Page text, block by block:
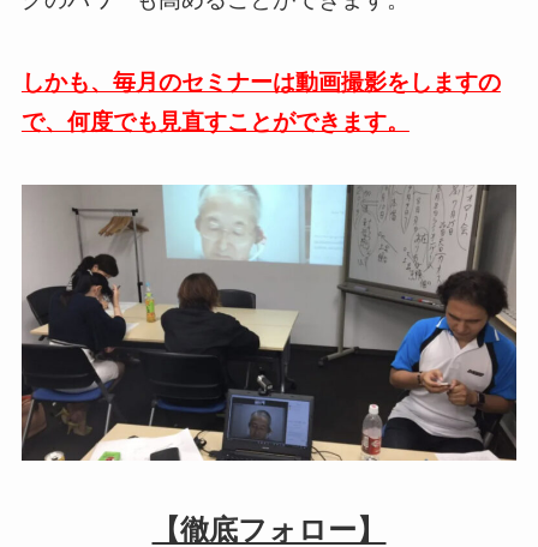
しかも、毎月のセミナーは動画撮影をしますの
で、何度でも見直すことができます。
【徹底フォロー】